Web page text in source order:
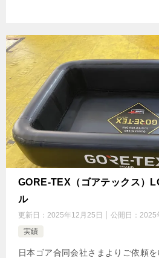
GORE-TEX（ゴアテックス）
ル
更新日： 2025年12月25日 公開日： 2025
実績
日本ゴア合同会社さまよりご依頼